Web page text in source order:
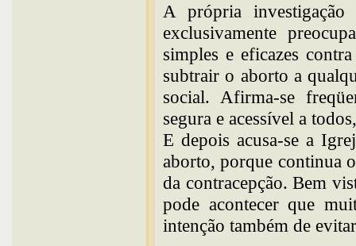
A própria investigação
exclusivamente
simples e eficazes
subtrair o aborto a
social. Afirma-se
segura e acessível a
E depois acusa-se a
aborto, porque continua
da contracepção. Bem
pode acontecer que
intenção também de